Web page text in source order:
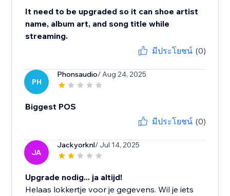
It need to be upgraded so it can shoe artist
name, album art, and song title while
streaming.
มีประโยชน์ (0)
PH
Phonsaudio/ Aug 24, 2025
Biggest POS
มีประโยชน์ (0)
JA
Jackyorknl/ Jul 14, 2025
Upgrade nodig... ja altijd!
Helaas lokkertje voor je gegevens. Wil je iets